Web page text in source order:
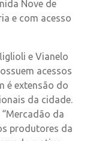
Nove de
e com acesso
e Vianelo
acessos
é extensão do
da cidade.
da
produtores da